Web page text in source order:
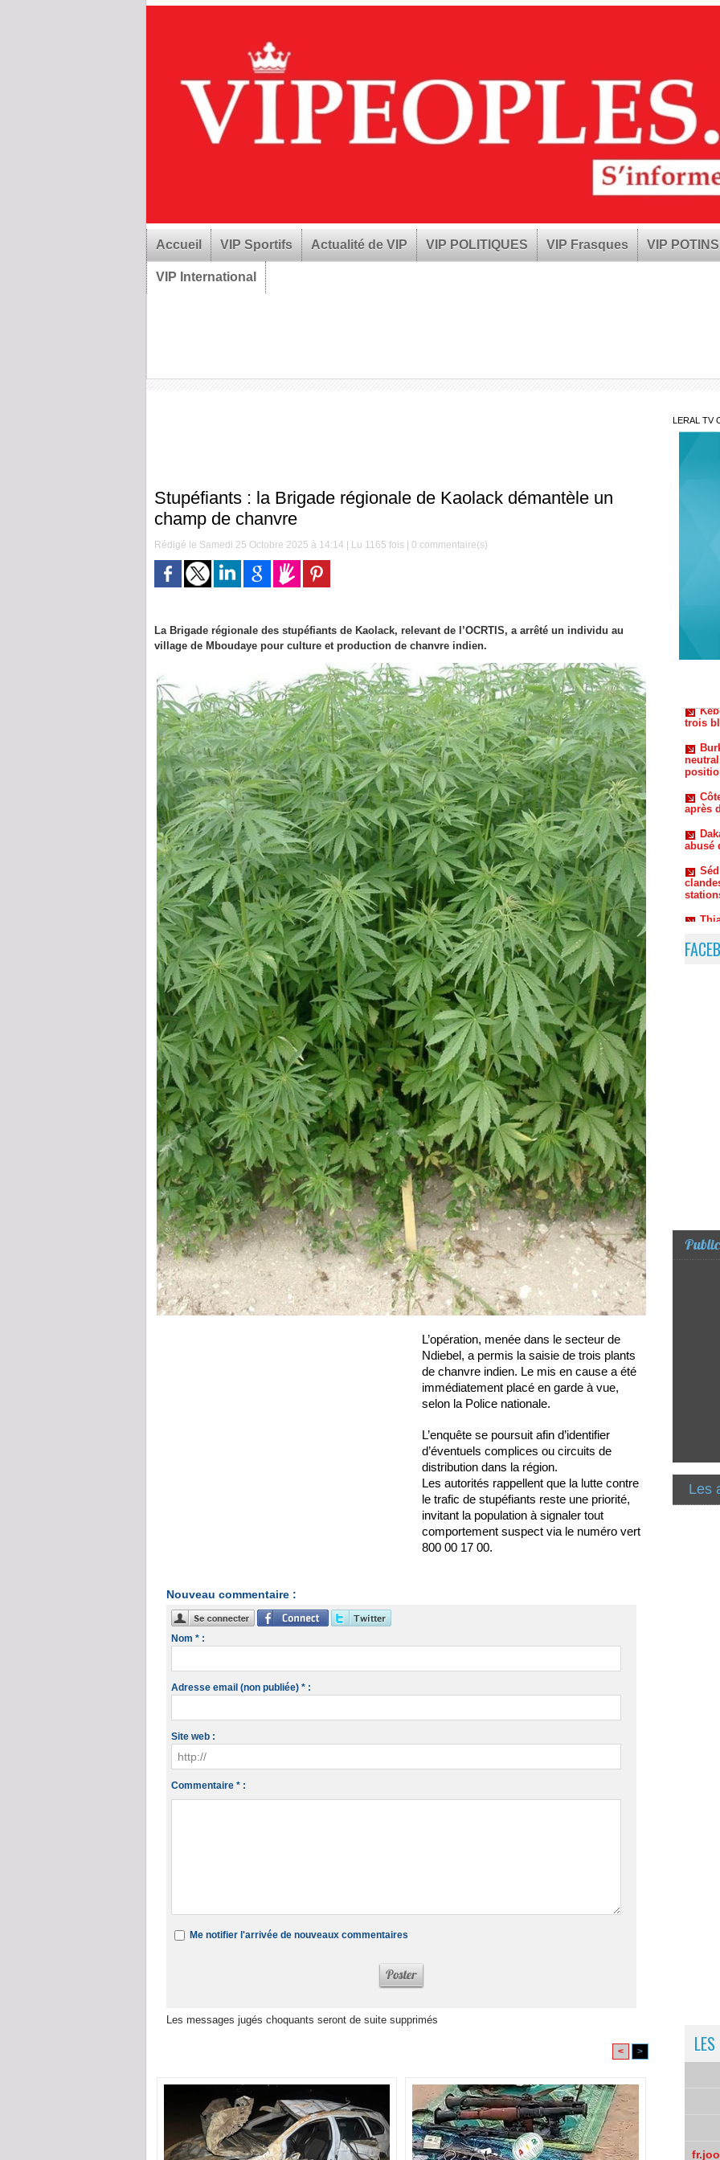
Accueil VIP Sportifs Actualité de VIP VIP POLITIQUES VIP Frasques VIP POTINS
VIP International
Stupéfiants : la Brigade régionale de Kaolack démantèle un
champ de chanvre
Rédigé le Samedi 25 Octobre 2025 à 14:14 | Lu 1165 fois | 0 commentaire(s)
La Brigade régionale des stupéfiants de Kaolack, relevant de l’OCRTIS, a arrêté un individu au
village de Mboudaye pour culture et production de chanvre indien.
L’opération, menée dans le secteur de
Ndiebel, a permis la saisie de trois plants
de chanvre indien. Le mis en cause a été
immédiatement placé en garde à vue,
selon la Police nationale.
L’enquête se poursuit afin d’identifier
d’éventuels complices ou circuits de
distribution dans la région.
Les autorités rappellent que la lutte contre
le trafic de stupéfiants reste une priorité,
invitant la population à signaler tout
comportement suspect via le numéro vert
800 00 17 00.
Nouveau commentaire :
Nom * :
Adresse email (non publiée) * :
Site web :
Commentaire * :
Me notifier l'arrivée de nouveaux commentaires
Les messages jugés choquants seront de suite supprimés
< >
LERAL TV
après
abusé
et
Les